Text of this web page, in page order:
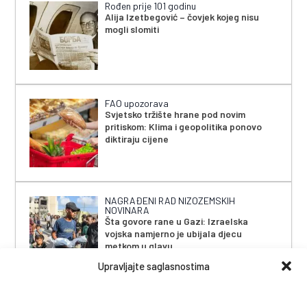
Upravljajte saglasnostima
Rođen prije 101 godinu
Alija Izetbegović – čovjek kojeg nisu
mogli slomiti
FAO upozorava
Svjetsko tržište hrane pod novim
pritiskom: Klima i geopolitika ponovo
diktiraju cijene
NAGRAĐENI RAD NIZOZEMSKIH
NOVINARA
Šta govore rane u Gazi: Izraelska
vojska namjerno je ubijala djecu
metkom u glavu